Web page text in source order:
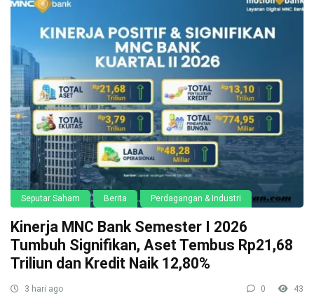
Seputar Saham Berita Perdagangan & Industri
Kinerja MNC Bank Semester I 2026
Tumbuh Signifikan, Aset Tembus Rp21,68
Triliun dan Kredit Naik 12,80%
3 hari ago 0 43